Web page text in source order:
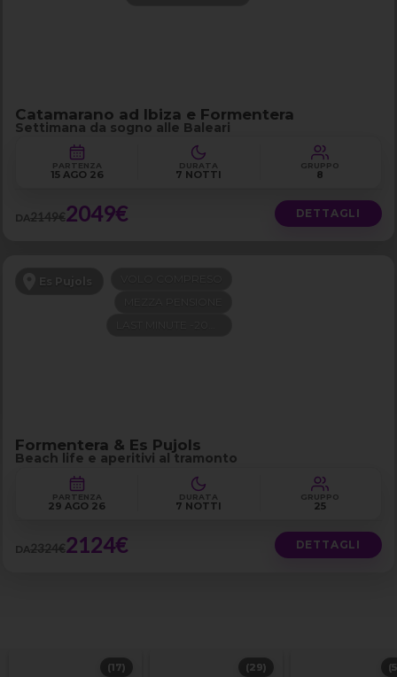
Catamarano ad Ibiza e Formentera
Settimana da sogno alle Baleari
PARTENZA
15 AGO 26
DURATA
7 NOTTI
GRUPPO
8
DA2149€2049€ DETTAGLI
Es Pujols
Formentera & Es Pujols
Beach life e aperitivi al tramonto
PARTENZA
29 AGO 26
DURATA
7 NOTTI
GRUPPO
25
DA2324€2124€ DETTAGLI
(17) (29)